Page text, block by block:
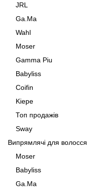
JRL
Ga.Ma
Wahl
Moser
Gamma Piu
Babyliss
Coifin
Kiepe
Топ продажів
Sway
Випрямлячі для волосся
Moser
Babyliss
Ga.Ma